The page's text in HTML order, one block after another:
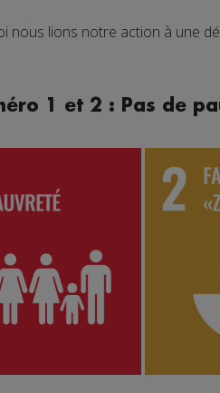
nous lions notre action à une
1 et 2 : Pas de